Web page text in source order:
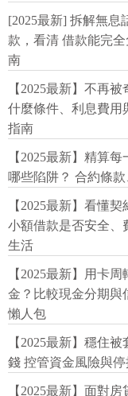
[2025最新] 拆解無息
款，看清 借款能完
南
【2025最新】不再
什麼條件、利息費用
指南
【2025最新】精算
哪些陷阱？ 合約條
【2025最新】看懂
小額借款是否安全、
生活
【2025最新】用卡
金？比較現金分期與
懶人包
【2025最新】穩住
錢 控管資金風險與
【2025最新】面對